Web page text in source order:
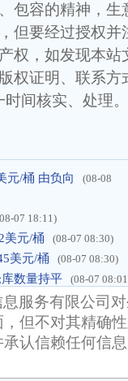
包容的精神，
但要经过授权并
权，如发现本
权证明、联系方
时间核实、处理。
元/桶 由负向
(08-08
07 18:11)
美元/桶 (08-07 08:30)
美元/桶 (08-07 08:30)
数量持平 (08-07
服务有限公司
但不对其精确
认信赖任何信